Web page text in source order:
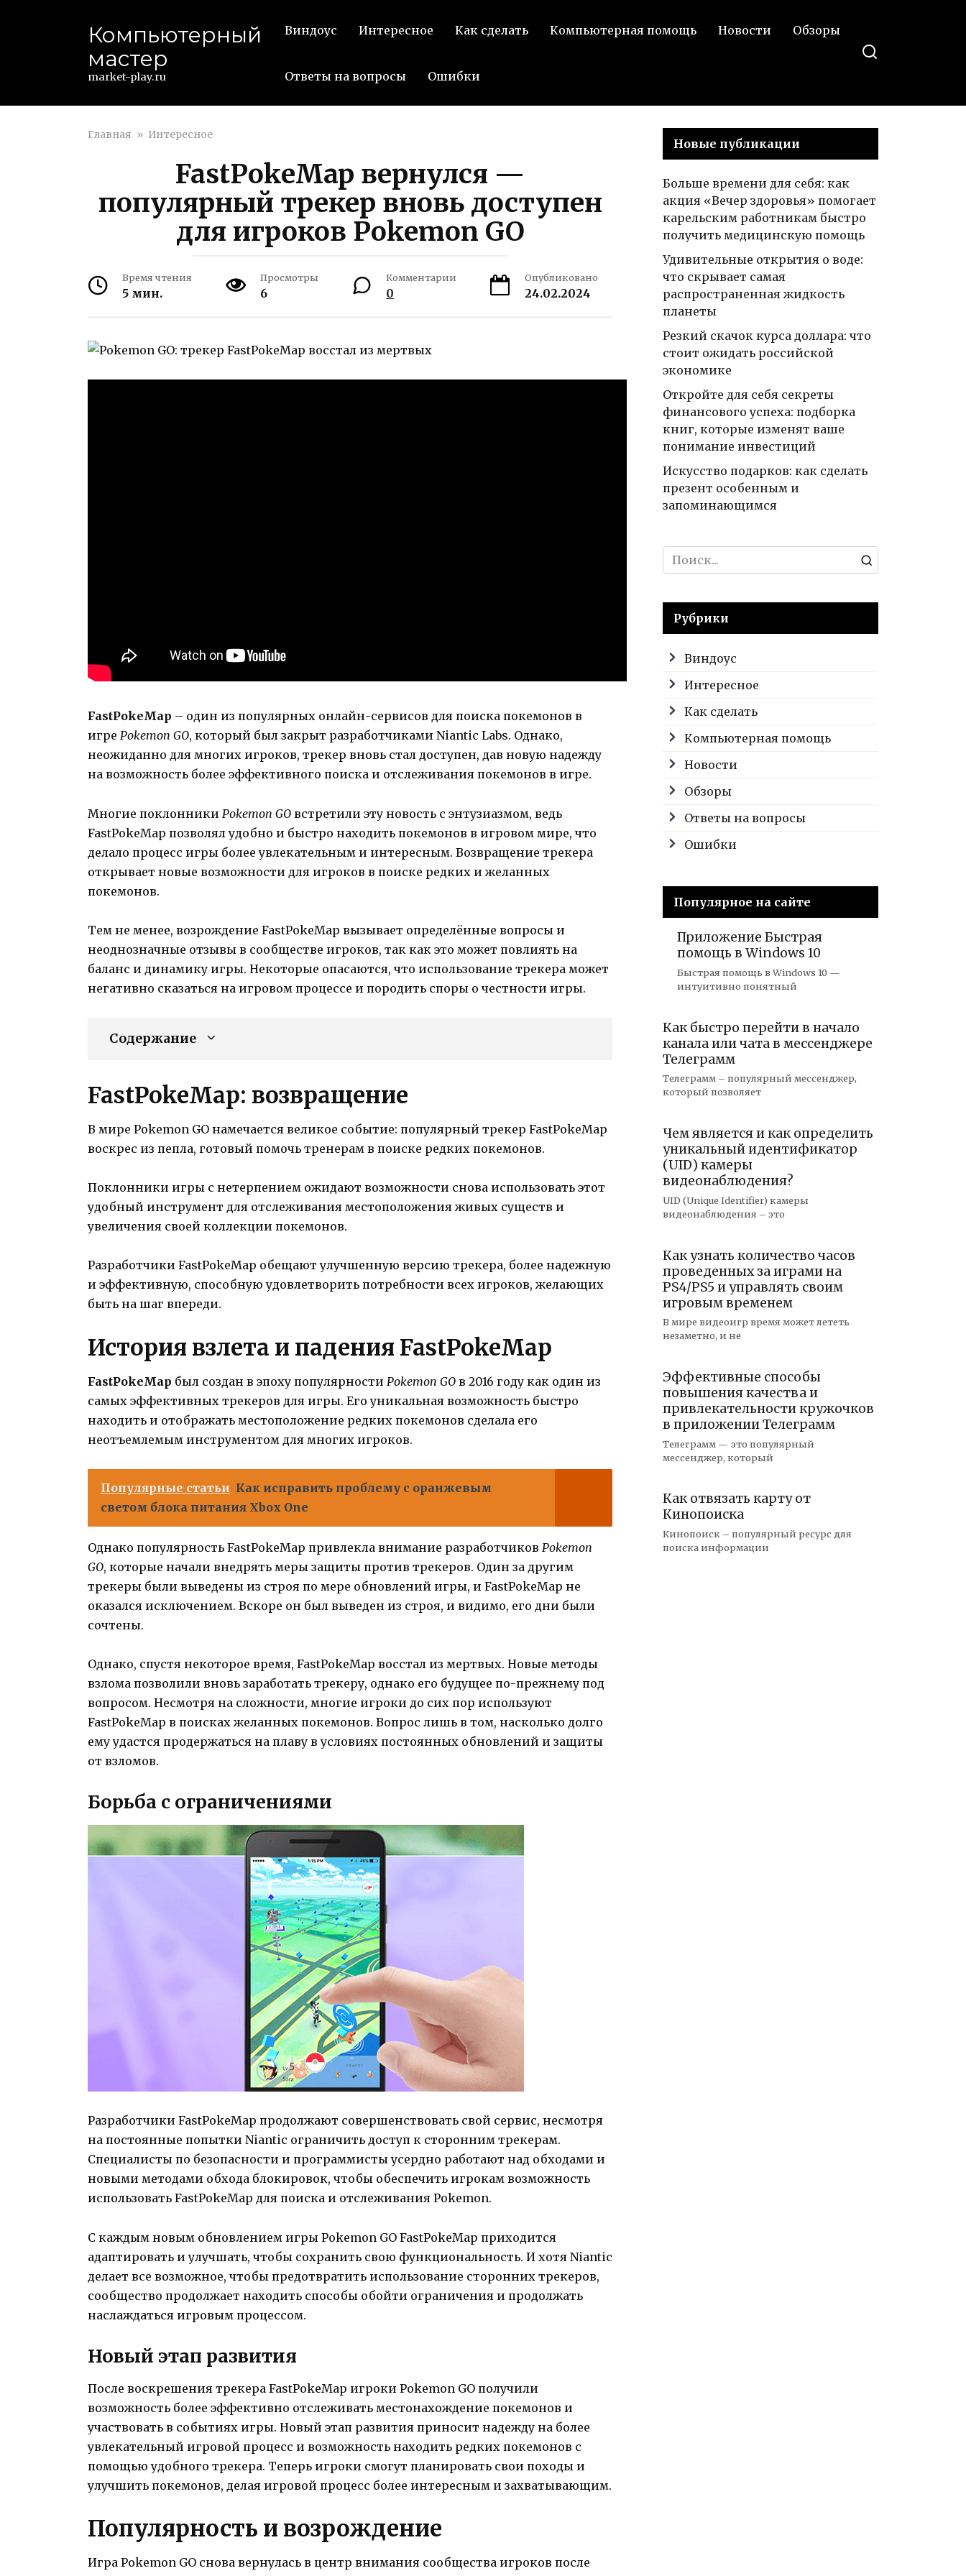
Компьютерный
мастер
market-play.ru
Виндоус Интересное Как сделать Компьютерная помощь Новости Обзоры
Ответы на вопросы Ошибки
Главная » Интересное
FastPokeMap вернулся —
популярный трекер вновь доступен
для игроков Pokemon GO
Время чтения
5 мин.
Просмотры
6
Комментарии
0
Опубликовано
24.02.2024
FastPokeMap – один из популярных онлайн-сервисов для поиска покемонов в
игре Pokemon GO, который был закрыт разработчиками Niantic Labs. Однако,
неожиданно для многих игроков, трекер вновь стал доступен, дав новую надежду
на возможность более эффективного поиска и отслеживания покемонов в игре.
Многие поклонники Pokemon GO встретили эту новость с энтузиазмом, ведь
FastPokeMap позволял удобно и быстро находить покемонов в игровом мире, что
делало процесс игры более увлекательным и интересным. Возвращение трекера
открывает новые возможности для игроков в поиске редких и желанных
покемонов.
Тем не менее, возрождение FastPokeMap вызывает определённые вопросы и
неоднозначные отзывы в сообществе игроков, так как это может повлиять на
баланс и динамику игры. Некоторые опасаются, что использование трекера может
негативно сказаться на игровом процессе и породить споры о честности игры.
Содержание
FastPokeMap: возвращение
В мире Pokemon GO намечается великое событие: популярный трекер FastPokeMap
воскрес из пепла, готовый помочь тренерам в поиске редких покемонов.
Поклонники игры с нетерпением ожидают возможности снова использовать этот
удобный инструмент для отслеживания местоположения живых существ и
увеличения своей коллекции покемонов.
Разработчики FastPokeMap обещают улучшенную версию трекера, более надежную
и эффективную, способную удовлетворить потребности всех игроков, желающих
быть на шаг впереди.
История взлета и падения FastPokeMap
FastPokeMap был создан в эпоху популярности Pokemon GO в 2016 году как один из
самых эффективных трекеров для игры. Его уникальная возможность быстро
находить и отображать местоположение редких покемонов сделала его
неотъемлемым инструментом для многих игроков.
Популярные статьи Как исправить проблему с оранжевым
светом блока питания Xbox One
Однако популярность FastPokeMap привлекла внимание разработчиков Pokemon
GO, которые начали внедрять меры защиты против трекеров. Один за другим
трекеры были выведены из строя по мере обновлений игры, и FastPokeMap не
оказался исключением. Вскоре он был выведен из строя, и видимо, его дни были
сочтены.
Однако, спустя некоторое время, FastPokeMap восстал из мертвых. Новые методы
взлома позволили вновь заработать трекеру, однако его будущее по-прежнему под
вопросом. Несмотря на сложности, многие игроки до сих пор используют
FastPokeMap в поисках желанных покемонов. Вопрос лишь в том, насколько долго
ему удастся продержаться на плаву в условиях постоянных обновлений и защиты
от взломов.
Борьба с ограничениями
Разработчики FastPokeMap продолжают совершенствовать свой сервис, несмотря
на постоянные попытки Niantic ограничить доступ к сторонним трекерам.
Специалисты по безопасности и программисты усердно работают над обходами и
новыми методами обхода блокировок, чтобы обеспечить игрокам возможность
использовать FastPokeMap для поиска и отслеживания Pokemon.
С каждым новым обновлением игры Pokemon GO FastPokeMap приходится
адаптировать и улучшать, чтобы сохранить свою функциональность. И хотя Niantic
делает все возможное, чтобы предотвратить использование сторонних трекеров,
сообщество продолжает находить способы обойти ограничения и продолжать
наслаждаться игровым процессом.
Новый этап развития
После воскрешения трекера FastPokeMap игроки Pokemon GO получили
возможность более эффективно отслеживать местонахождение покемонов и
участвовать в событиях игры. Новый этап развития приносит надежду на более
увлекательный игровой процесс и возможность находить редких покемонов с
помощью удобного трекера. Теперь игроки смогут планировать свои походы и
улучшить покемонов, делая игровой процесс более интересным и захватывающим.
Популярность и возрождение
Игра Pokemon GO снова вернулась в центр внимания сообщества игроков после
Новые публикации
Больше времени для себя: как
акция «Вечер здоровья» помогает
карельским работникам быстро
получить медицинскую помощь
Удивительные открытия о воде:
что скрывает самая
распространенная жидкость
планеты
Резкий скачок курса доллара: что
стоит ожидать российской
экономике
Откройте для себя секреты
финансового успеха: подборка
книг, которые изменят ваше
понимание инвестиций
Искусство подарков: как сделать
презент особенным и
запоминающимся
Search
for:
Рубрики
Виндоус
Интересное
Как сделать
Компьютерная помощь
Новости
Обзоры
Ответы на вопросы
Ошибки
Популярное на сайте
Приложение Быстрая
помощь в Windows 10
Быстрая помощь в Windows 10 —
интуитивно понятный
Как быстро перейти в начало
канала или чата в мессенджере
Телеграмм
Телеграмм – популярный мессенджер,
который позволяет
Чем является и как определить
уникальный идентификатор
(UID) камеры
видеонаблюдения?
UID (Unique Identifier) камеры
видеонаблюдения – это
Как узнать количество часов
проведенных за играми на
PS4/PS5 и управлять своим
игровым временем
В мире видеоигр время может лететь
незаметно, и не
Эффективные способы
повышения качества и
привлекательности кружочков
в приложении Телеграмм
Телеграмм — это популярный
мессенджер, который
Как отвязать карту от
Кинопоиска
Кинопоиск – популярный ресурс для
поиска информации